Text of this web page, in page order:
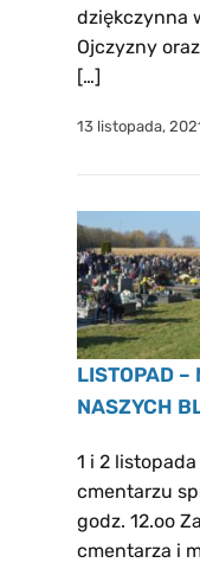
dziękczynna
Ojczyzny
[…]
13 listopada,
LISTOPAD –
NASZYCH
1 i 2
cmentarzu
godz. 12.oo
cmentarza i